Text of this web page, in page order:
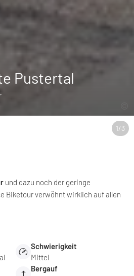
1/3
Pustertal
und dazu noch der geringe
Biketour verwöhnt wirklich auf allen
Schwierigkeit
Mittel
Bergauf